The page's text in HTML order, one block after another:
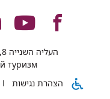
שלשל
העליה השנייה 8, חיפה
туризм
הצהרת נגישות